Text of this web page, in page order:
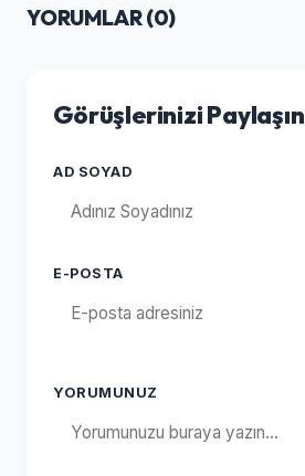
YORUMLAR (0)
Görüşlerinizi Paylaşın
AD SOYAD
E-POSTA
YORUMUNUZ